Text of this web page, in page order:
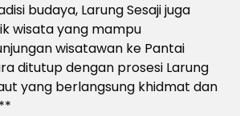
budaya, Larung Sesaji juga
wisata yang mampu
wisatawan ke Pantai
ditutup dengan prosesi Larung
yang berlangsung khidmat dan